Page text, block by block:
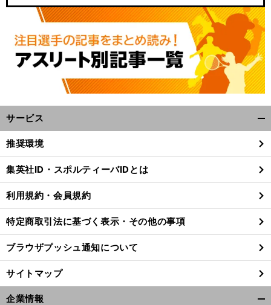
３
」
前
へ
サービス
閉
る
推奨環境
集英社ID・スポルティーバIDとは
利用規約・会員規約
特定商取引法に基づく表示・その他の事項
ブラウザプッシュ通知について
サイトマップ
企業情報